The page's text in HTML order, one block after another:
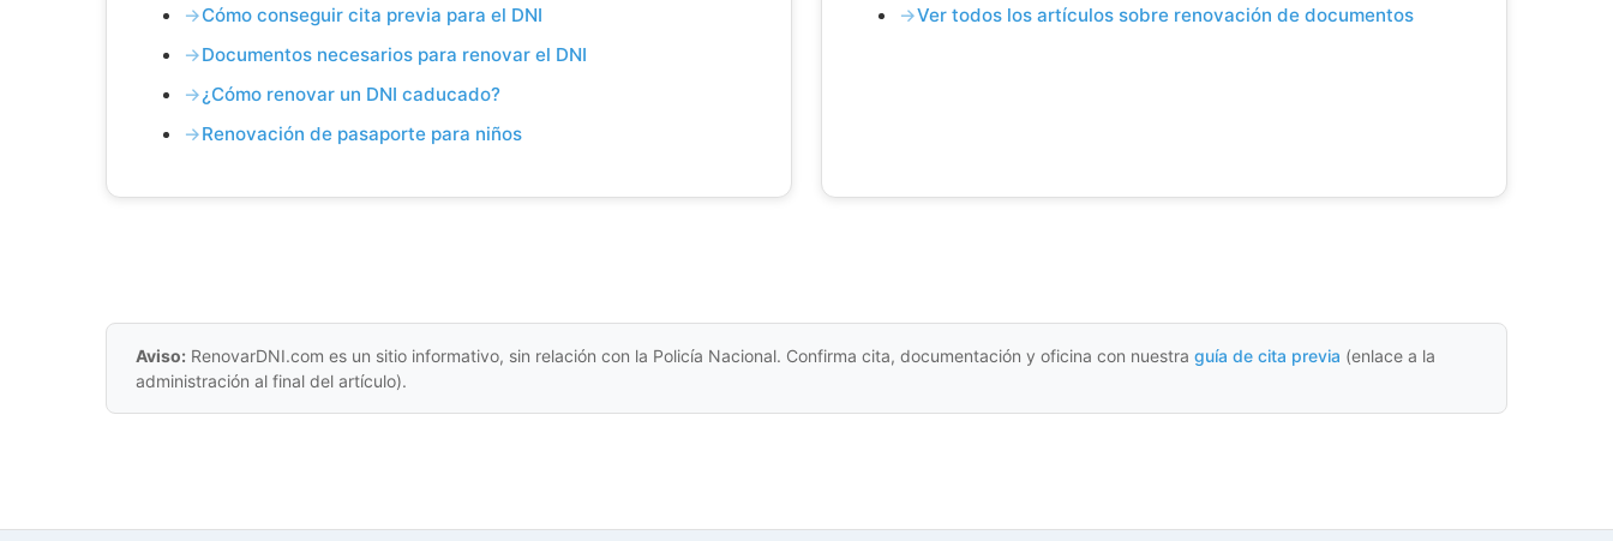
Cómo conseguir cita previa para el DNI
Documentos necesarios para renovar el DNI
¿Cómo renovar un DNI caducado?
Renovación de pasaporte para niños
Ver todos los artículos sobre renovación de documentos
Aviso: RenovarDNI.com es un sitio informativo, sin relación con la Policía Nacional. Confirma cita, documentación y oficina con nuestra guía de cita previa (enlace a la
administración al final del artículo).